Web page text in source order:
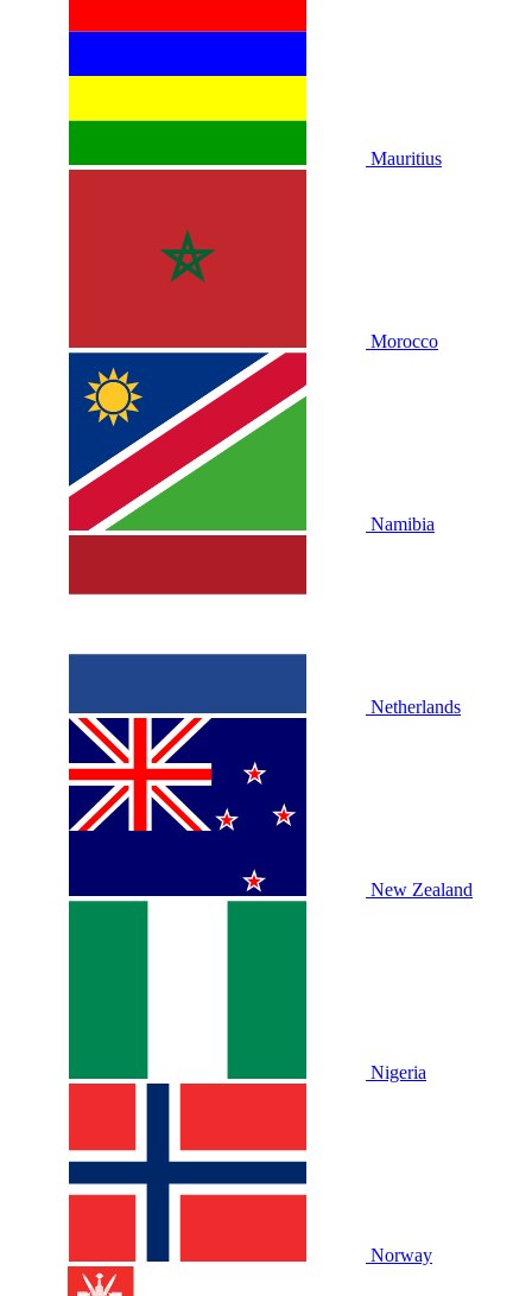
Mauritius
Morocco
Namibia
Netherlands
New Zealand
Nigeria
Norway